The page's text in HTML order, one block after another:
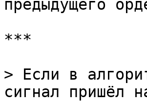
предыдущего
***
> Если в
сигнал пришёл